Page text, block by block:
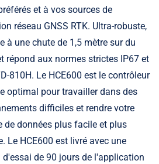
et à vos sources de
réseau GNSS RTK. Ultra-robuste,
à une chute de 1,5 mètre sur du
répond aux normes strictes IP67 et
810H. Le HCE600 est le contrôleur
optimal pour travailler dans des
difficiles et rendre votre
de données plus facile et plus
Le HCE600 est livré avec une
d'essai de 90 jours de l'application